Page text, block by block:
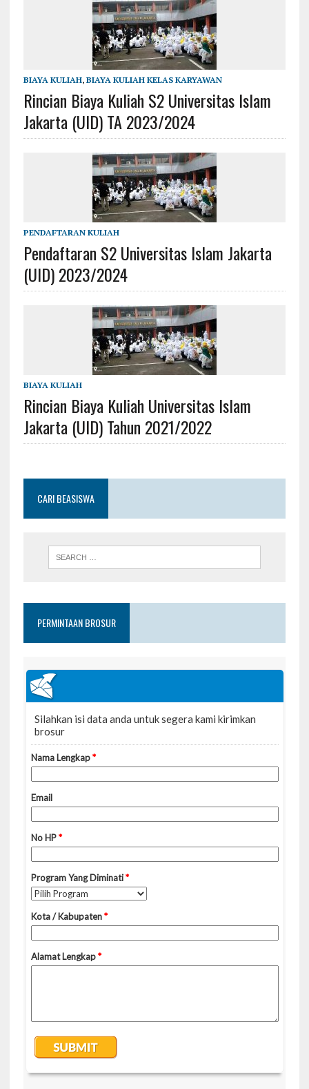
BIAYA KULIAH, BIAYA KULIAH KELAS KARYAWAN
Rincian Biaya Kuliah S2 Universitas Islam
Jakarta (UID) TA 2023/2024
PENDAFTARAN KULIAH
Pendaftaran S2 Universitas Islam Jakarta
(UID) 2023/2024
BIAYA KULIAH
Rincian Biaya Kuliah Universitas Islam
Jakarta (UID) Tahun 2021/2022
CARI BEASISWA
PERMINTAAN BROSUR